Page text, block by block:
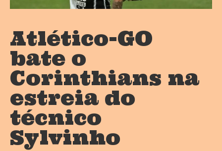
Atlético-GO
bate o
Corinthians na
estreia do
técnico
Sylvinho